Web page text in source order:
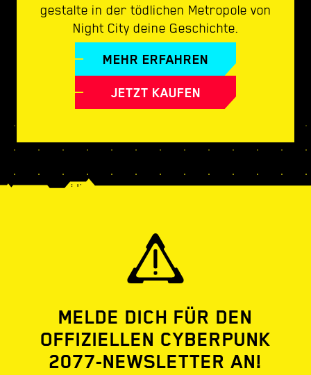
gestalte in der tödlichen Metropole von
Night City deine Geschichte.
MEHR ERFAHREN
JETZT KAUFEN
MELDE DICH FÜR DEN
OFFIZIELLEN CYBERPUNK
2077-NEWSLETTER AN!